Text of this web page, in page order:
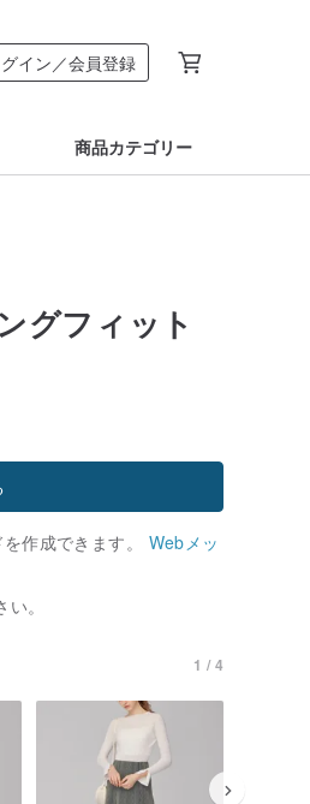
イン／会員登録
商品カテゴリー
グフィット
作成できます。 Webメッ
。
1 / 4